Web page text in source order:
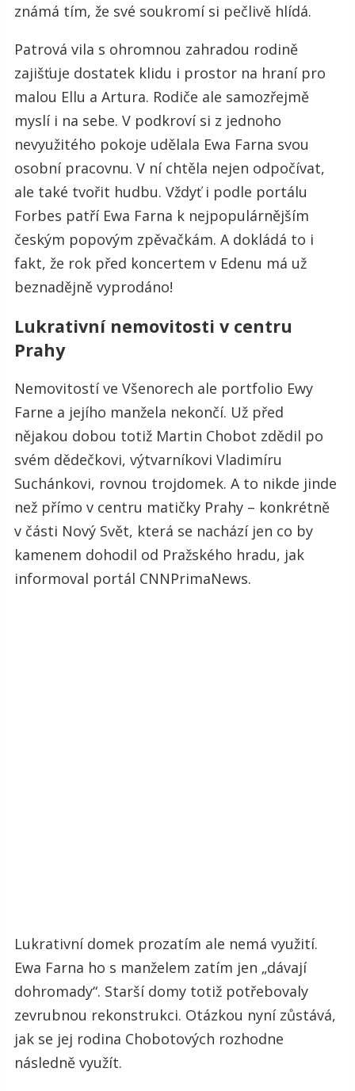
známá tím, že své soukromí si pečlivě hlídá.
Patrová vila s ohromnou zahradou rodině
zajišťuje dostatek klidu i prostor na hraní pro
malou Ellu a Artura. Rodiče ale samozřejmě
myslí i na sebe. V podkroví si z jednoho
nevyužitého pokoje udělala Ewa Farna svou
osobní pracovnu. V ní chtěla nejen odpočívat,
ale také tvořit hudbu. Vždyť i podle portálu
Forbes patří Ewa Farna k nejpopulárnějším
českým popovým zpěvačkám. A dokládá to i
fakt, že rok před koncertem v Edenu má už
beznadějně vyprodáno!
Lukrativní nemovitosti v centru
Prahy
Nemovitostí ve Všenorech ale portfolio Ewy
Farne a jejího manžela nekončí. Už před
nějakou dobou totiž Martin Chobot zdědil po
svém dědečkovi, výtvarníkovi Vladimíru
Suchánkovi, rovnou trojdomek. A to nikde jinde
než přímo v centru matičky Prahy – konkrétně
v části Nový Svět, která se nachází jen co by
kamenem dohodil od Pražského hradu, jak
informoval portál CNNPrimaNews.
Lukrativní domek prozatím ale nemá využití.
Ewa Farna ho s manželem zatím jen „dávají
dohromady“. Starší domy totiž potřebovaly
zevrubnou rekonstrukci. Otázkou nyní zůstává,
jak se jej rodina Chobotových rozhodne
následně využít.